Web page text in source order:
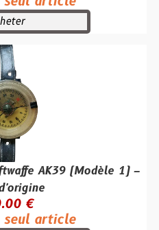
AK39 (Modèle 1) –
€
seul article